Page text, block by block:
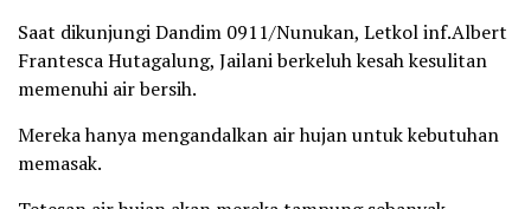
Saat dikunjungi Dandim 0911/Nunukan, Letkol inf.Albert
Frantesca Hutagalung, Jailani berkeluh kesah kesulitan
memenuhi air bersih.
Mereka hanya mengandalkan air hujan untuk kebutuhan
memasak.